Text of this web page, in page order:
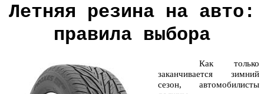
Летняя резина на авто:
правила выбора
Как только
заканчивается зимний
сезон, автомобилисты